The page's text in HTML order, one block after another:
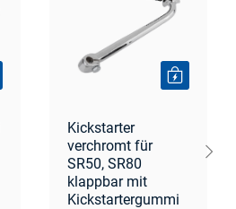
Kickstarter
verchromt für
SR50, SR80
klappbar mit
Kickstartergummi